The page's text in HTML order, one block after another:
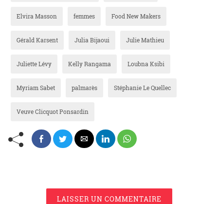
Elvira Masson femmes Food New Makers
Gérald Karsent Julia Bijaoui Julie Mathieu
Juliette Lévy Kelly Rangama Loubna Ksibi
Myriam Sabet palmarès Stéphanie Le Quellec
Veuve Clicquot Ponsardin
LAISSER UN COMMENTAIRE